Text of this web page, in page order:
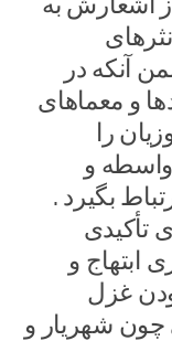
آنکه در
و معماهای
را
و‌
بگیرد .
تأکیدی
ابتهاج و
غزل
چون شهریار و